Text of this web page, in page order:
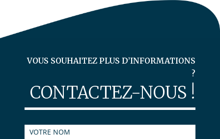
VOUS SOUHAITEZ PLUS D’INFORMATIONS
?
CONTACTEZ-NOUS !